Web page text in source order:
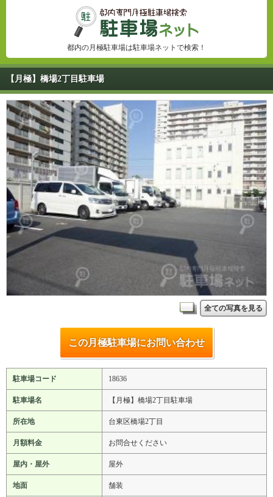
都内の月極駐車場は駐車場ネットで検索！
【月極】橋場2丁目駐車場
全ての写真を見る
この月極駐車場にお問い合わせ
駐車場コード 18636
駐車場名 【月極】橋場2丁目駐車場
所在地 台東区橋場2丁目
月額料金 お問合せください
屋内・屋外 屋外
地面 舗装